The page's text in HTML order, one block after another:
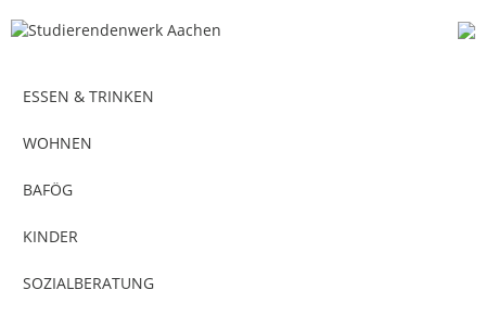
ESSEN & TRINKEN
WOHNEN
BAFÖG
KINDER
SOZIALBERATUNG